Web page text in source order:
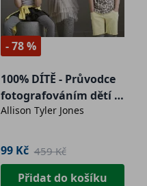
- 78 %
100% DÍTĚ - Průvodce
fotografováním dětí v
úplně novém světle -
Allison Tyler Jones
99 Kč 459 Kč
Přidat do košíku